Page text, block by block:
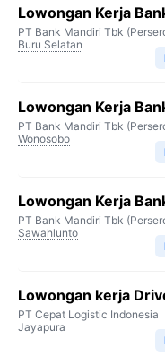
Lowongan Kerja
PT Bank Mandiri Tbk
Buru Selatan
Lowongan Kerja
PT Bank Mandiri Tbk
Wonosobo
Lowongan Kerja
PT Bank Mandiri Tbk
Sawahlunto
Lowongan kerja
PT Cepat Logistic Indonesia
Jayapura